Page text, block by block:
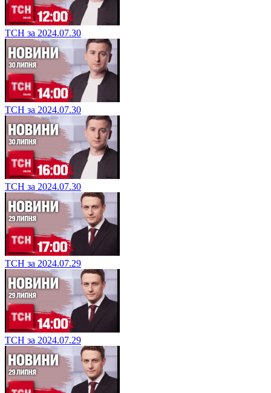
ТСН за 2024.07.30
ТСН за 2024.07.30
ТСН за 2024.07.30
ТСН за 2024.07.29
ТСН за 2024.07.29